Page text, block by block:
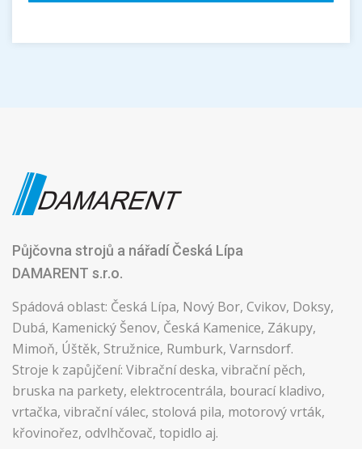
Půjčovna strojů a nářadí Česká Lípa
DAMARENT s.r.o.
Spádová oblast: Česká Lípa, Nový Bor, Cvikov, Doksy,
Dubá, Kamenický Šenov, Česká Kamenice, Zákupy,
Mimoň, Úštěk, Stružnice, Rumburk, Varnsdorf.
Stroje k zapůjčení: Vibrační deska, vibrační pěch,
bruska na parkety, elektrocentrála, bourací kladivo,
vrtačka, vibrační válec, stolová pila, motorový vrták,
křovinořez, odvlhčovač, topidlo aj.